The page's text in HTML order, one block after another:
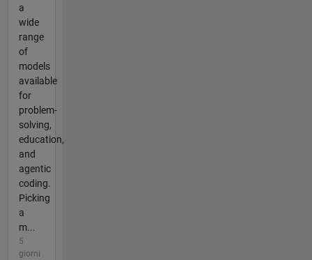
a
wide
range
of
models
available
for
problem-
solving,
education,
and
agentic
coding.
Picking
a
m...
5
giorni